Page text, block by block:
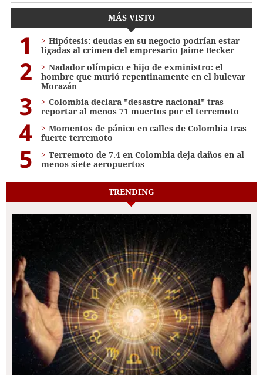
MÁS VISTO
1
Hipótesis: deudas en su negocio podrían estar
ligadas al crimen del empresario Jaime Becker
2
Nadador olímpico e hijo de exministro: el
hombre que murió repentinamente en el bulevar
Morazán
3
Colombia declara "desastre nacional" tras
reportar al menos 71 muertos por el terremoto
4
Momentos de pánico en calles de Colombia tras
fuerte terremoto
5
Terremoto de 7.4 en Colombia deja daños en al
menos siete aeropuertos
TRENDING